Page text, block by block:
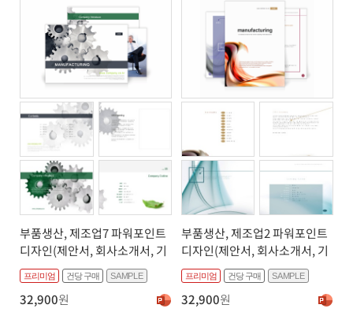
부품생산, 제조업7 파워포인트
디자인(제안서, 회사소개서, 기
획서, 브로슈어, 상품소개서 디
자인)
프리미엄 건당 구매 SAMPLE
32,900원
부품생산, 제조업2 파워포인트
디자인(제안서, 회사소개서, 기
획서, 브로슈어, 상품소개서 디
자인)
프리미엄 건당 구매 SAMPLE
32,900원